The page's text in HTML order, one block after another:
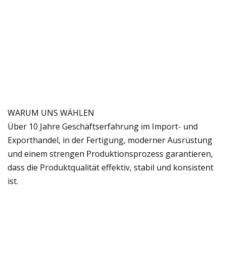
WARUM UNS WÄHLEN
Über 10 Jahre Geschäftserfahrung im Import- und
Exporthandel, in der Fertigung, moderner Ausrüstung
und einem strengen Produktionsprozess garantieren,
dass die Produktqualität effektiv, stabil und konsistent
ist.